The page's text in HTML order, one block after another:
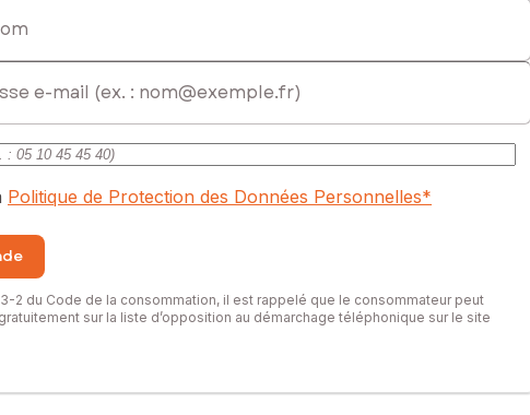
Politique de Protection des Données Personnelles*
2 du Code de la consommation, il est rappelé que le consommateur peut
sur la liste d’opposition au démarchage téléphonique sur le site